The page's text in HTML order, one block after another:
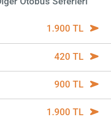
1.900 TL
420 TL
900 TL
1.900 TL